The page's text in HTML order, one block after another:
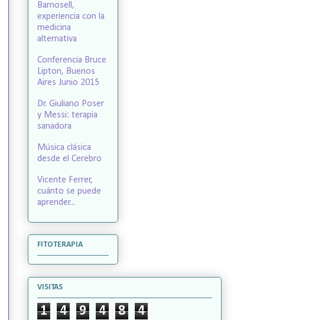
Barnosell,
experiencia con la
medicina
alternativa
Conferencia Bruce
Lipton, Buenos
Aires Junio 2015
Dr. Giuliano Poser
y Messi: terapia
sanadora
Música clásica
desde el Cerebro
Vicente Ferrer,
cuánto se puede
aprender...
FITOTERAPIA
VISITAS
1 4 9 4 8 4